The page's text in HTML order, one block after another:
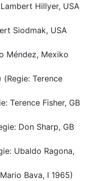
Hillyer, USA
Siodmak, USA
Méndez, Mexiko
Terence
Terence Fisher, GB
Don Sharp, GB
Ubaldo Ragona,
Bava, I 1965)